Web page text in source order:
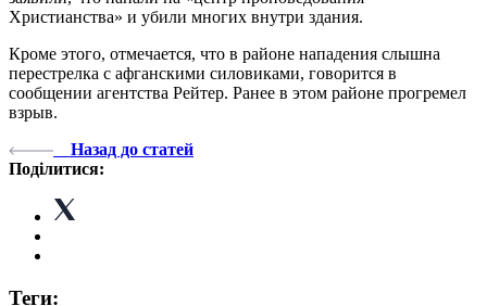
Христианства» и убили многих внутри здания.
Кроме этого, отмечается, что в районе нападения слышна
перестрелка с афганскими силовиками, говорится в
сообщении агентства Рейтер. Ранее в этом районе прогремел
взрыв.
Назад до статей
Поділитися:
Теги: